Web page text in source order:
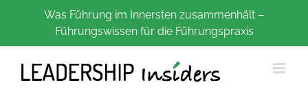
Was Führung im Innersten zusammenhält –
Führungswissen für die Führungspraxis